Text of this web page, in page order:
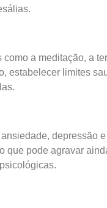
a meditação, a
estabelecer limites
depressão
que pode agravar